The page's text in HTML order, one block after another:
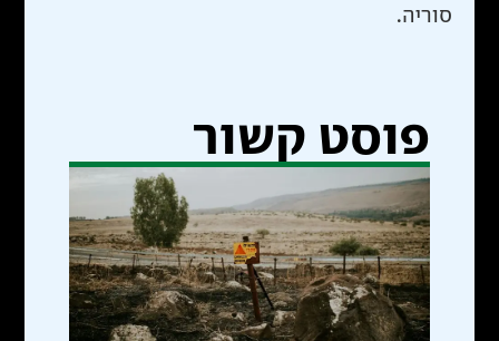
סוריה.
פוסט קשור